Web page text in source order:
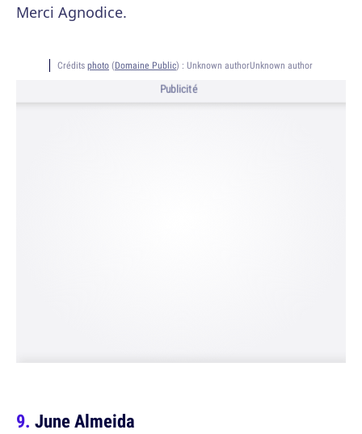
Merci Agnodice.
Crédits photo (Domaine Public) : Unknown authorUnknown author
Publicité
June Almeida